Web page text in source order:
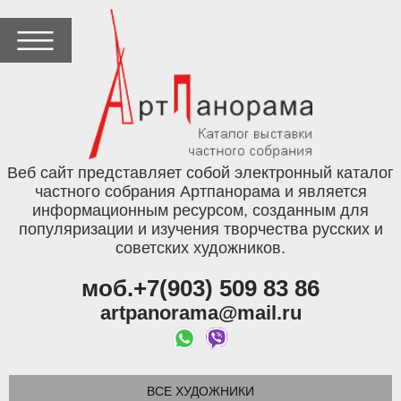
Веб сайт представляет собой электронный каталог
частного собрания Артпанорама и является
информационным ресурсом, созданным для
популяризации и изучения творчества русских и
советских художников.
моб.+7(903) 509 83 86
artpanorama@mail.ru
ВСЕ ХУДОЖНИКИ